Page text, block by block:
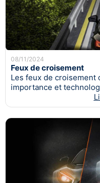
08/11/2024
Feux de croisement
Les feux de croisement